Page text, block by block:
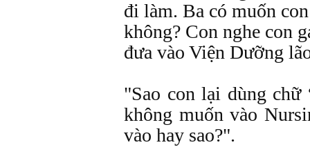
đi làm. Ba có muốn
không? Con nghe con
đưa vào Viện Dưỡng
"Sao con lại dùng chữ
không muốn vào
vào hay sao?".